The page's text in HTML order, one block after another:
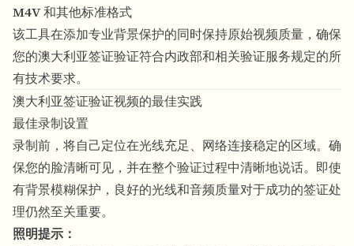
M4V和其他标准格式
该工具在添加专业背景保护的同时保持原始视频质量，确保
您的澳大利亚签证验证符合内政部和相关验证服务规定的所
有技术要求。
澳大利亚签证验证视频的最佳实践
最佳录制设置
录制前，将自己定位在光线充足、网络连接稳定的区域。确
保您的脸清晰可见，并在整个验证过程中清晰地说话。即使
有背景模糊保护 ，良好的光线和音频质量对于成功的签证处
理仍然至关重要。
照明提示：